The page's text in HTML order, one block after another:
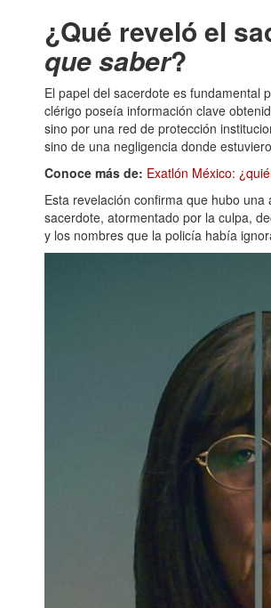
¿Qué reveló el
que saber?
El papel del sacerdote es fundamental
clérigo poseía información clave
sino por una red de protección
sino de una negligencia donde
Conoce más de: Exatlón México:
Esta revelación confirma que hubo
sacerdote, atormentado por la culpa,
y los nombres que la policía había